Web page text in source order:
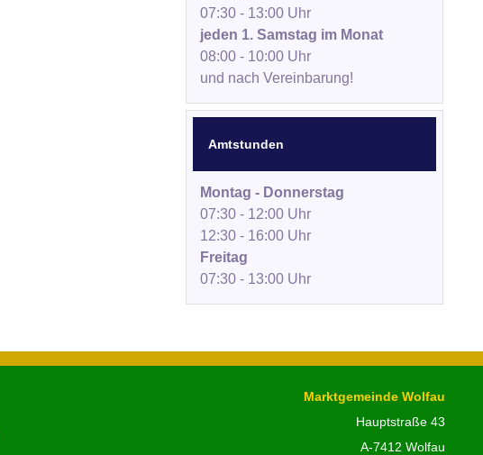
07:30 - 13:00 Uhr
jeden 1. Samstag im Monat
08:00 - 10:00 Uhr
und nach Vereinbarung!
Amtstunden
Montag - Donnerstag
07:30 - 12:00 Uhr
12:30 - 16:00 Uhr
Freitag
07:30 - 13:00 Uhr
Marktgemeinde Wolfau
Hauptstraße 43
A-7412 Wolfau